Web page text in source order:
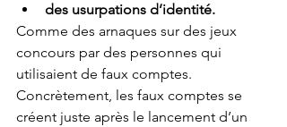
des usurpations d’identité.
Comme des arnaques sur des jeux
concours par des personnes qui
utilisaient de faux comptes.
Concrètement, les faux comptes se
créent juste après le lancement d’un